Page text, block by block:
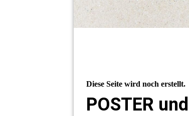
Diese Seite wird noch erstellt.
POSTER